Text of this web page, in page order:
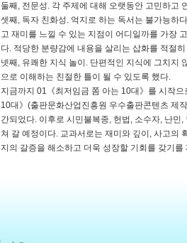
둘째, 전문성. 각 주제에 대해 오랫동안 고민하고
셋째, 독자 친화성. 억지로 하는 독서는 불가능하
고 재미를 느낄 수 있는 지점이 어디일까를 가장
다. 적당한 분량감에 내용을 살리는 삽화를 적절
넷째, 유쾌한 지식 놀이. 단편적인 지식에 그치지
으로 이해하는 친절한 틀이 될 수 있도록 했다.
지금까지 01《최저임금 쫌 아는 10대》를 시작
10대》(출판문화산업진흥원 우수출판콘텐츠 제
간되었다. 이후로 시민불복종, 헌법, 소수자, 난
쳐 갈 예정이다. 교과서로는 재미와 깊이, 사고의
지의 갈증을 해소하고 더욱 성장할 기회를 갖기를